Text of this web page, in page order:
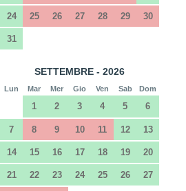
24 25 26 27 28 29 30
31
SETTEMBRE - 2026
Lun Mar Mer Gio Ven Sab Dom
1 2 3 4 5 6
7 8 9 10 11 12 13
14 15 16 17 18 19 20
21 22 23 24 25 26 27